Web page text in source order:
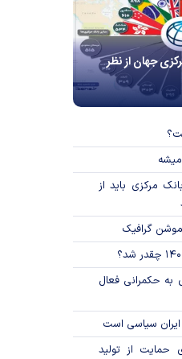
جهان از نظر
مرکزی باید از
گرافیک
به حکمرانی فعال
ایران سیاسی است
حمایت از تولید